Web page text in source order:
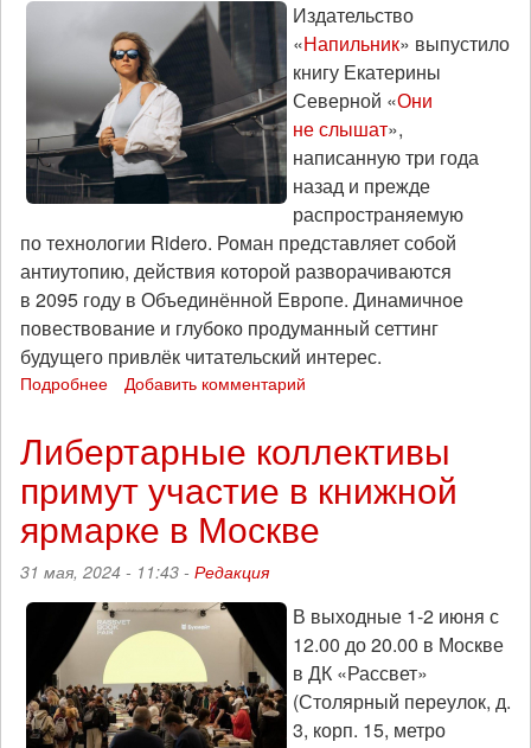
Издательство
«Напильник» выпустило
книгу Екатерины
Северной «Они
не слышат»,
написанную три года
назад и прежде
распространяемую
по технологии Ridero. Роман представляет собой
антиутопию, действия которой разворачиваются
в 2095 году в Объединённой Европе. Динамичное
повествование и глубоко продуманный сеттинг
будущего привлёк читательский интерес.
Подробнее
появится
альтернативы
капитализму
—
ничего
хорошего
ждать
не
придётся»:
интервью
с
писательницей-
фантастом
Добавить комментарий
Либертарные коллективы
примут участие в книжной
ярмарке в Москве
31 мая, 2024 - 11:43 - Редакция
В выходные 1-2 июня с
12.00 до 20.00 в Москве
в ДК «Рассвет»
(Столярный переулок, д.
3, корп. 15, метро